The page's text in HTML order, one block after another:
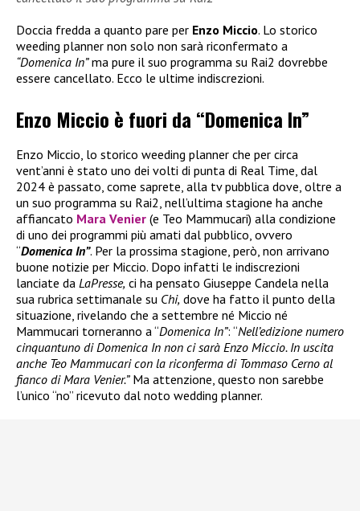
Doccia fredda a quanto pare per Enzo Miccio. Lo storico
weeding planner non solo non sarà riconfermato a
“Domenica In”ma pure il suo programma su Rai2 dovrebbe
essere cancellato. Ecco le ultime indiscrezioni.
Enzo Miccio è fuori da “Domenica In”
Enzo Miccio, lo storico weeding planner che per circa
vent’anni è stato uno dei volti di punta di Real Time, dal
2024 è passato, come saprete, alla tv pubblica dove, oltre a
un suo programma su Rai2, nell’ultima stagione ha anche
affiancato Mara Venier (e Teo Mammucari) alla condizione
di uno dei programmi più amati dal pubblico, ovvero
“Domenica In”. Per la prossima stagione, però, non arrivano
buone notizie per Miccio. Dopo infatti le indiscrezioni
lanciate da LaPresse, ci ha pensato Giuseppe Candela nella
sua rubrica settimanale su Chi, dove ha fatto il punto della
situazione, rivelando che a settembre né Miccio né
Mammucari torneranno a “Domenica In”: “Nell’edizione numero
cinquantuno di Domenica In non ci sarà Enzo Miccio. In uscita
anche Teo Mammucari con la riconferma di Tommaso Cerno al
fianco di Mara Venier.”Ma attenzione, questo non sarebbe
l’unico “no” ricevuto dal noto wedding planner.